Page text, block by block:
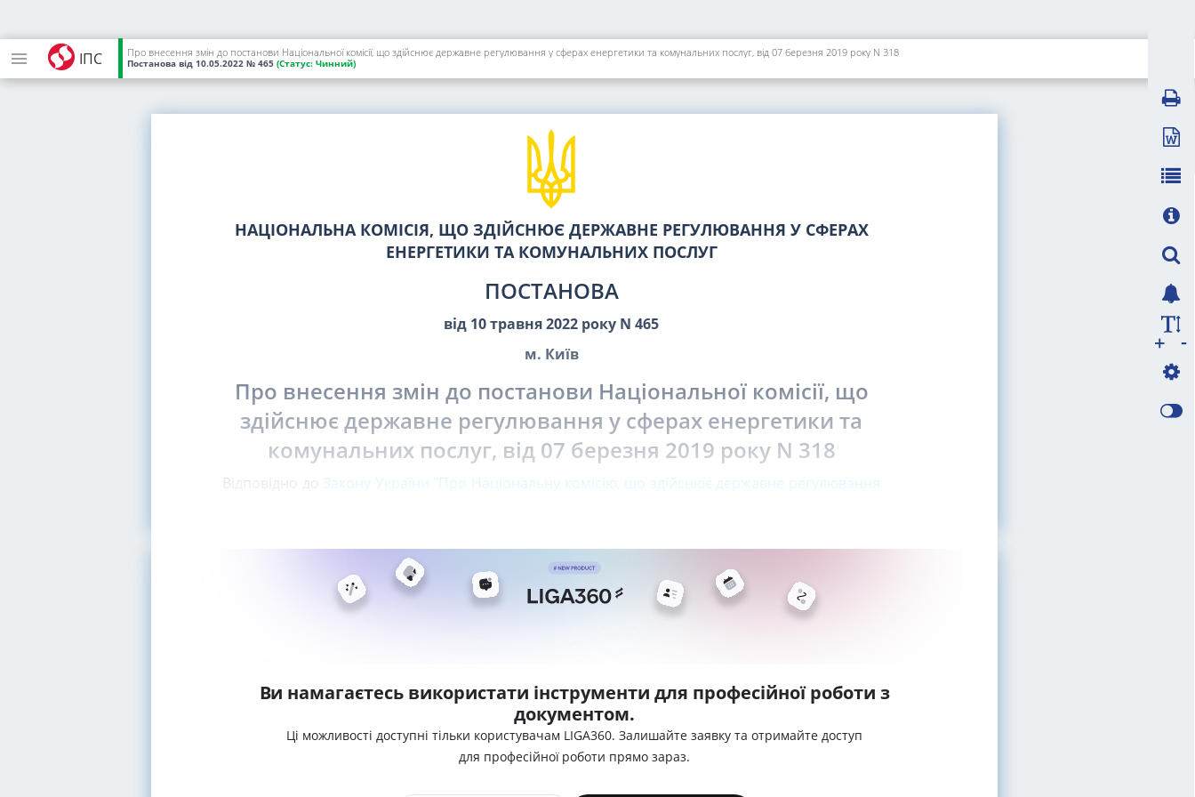
ІПС Про внесення змін до постанови Національної комісії, що здійснює державне регулювання у сферах енергетики та комунальних послуг, від 07 березня 2019 року N 318
Постанова від 10.05.2022 № 465 (Статус: Чинний)
НАЦІОНАЛЬНА КОМІСІЯ, ЩО ЗДІЙСНЮЄ ДЕРЖАВНЕ РЕГУЛЮВАННЯ У СФЕРАХ
ЕНЕРГЕТИКИ ТА КОМУНАЛЬНИХ ПОСЛУГ
ПОСТАНОВА
від 10 травня 2022 року N 465
м. Київ
Про внесення змін до постанови Національної комісії, що
здійснює державне регулювання у сферах енергетики та
комунальних послуг, від 07 березня 2019 року N 318
Відповідно до Закону України "Про Національну комісію, що здійснює державне регулювання
Ви намагаєтесь використати інструменти для професійної роботи з
документом.
Ці можливості доступні тільки користувачам LIGA360. Залишайте заявку та отримайте доступ
для професійної роботи прямо зараз.
-
+